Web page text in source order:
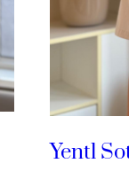
Yentl